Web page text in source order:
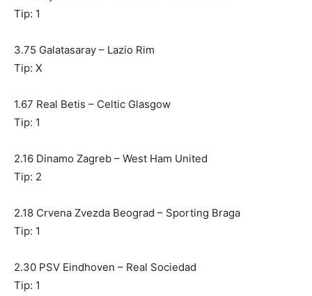
Tip: 1
3.75 Galatasaray – Lazio Rim
Tip: X
1.67 Real Betis – Celtic Glasgow
Tip: 1
2.16 Dinamo Zagreb – West Ham United
Tip: 2
2.18 Crvena Zvezda Beograd – Sporting Braga
Tip: 1
2.30 PSV Eindhoven – Real Sociedad
Tip: 1